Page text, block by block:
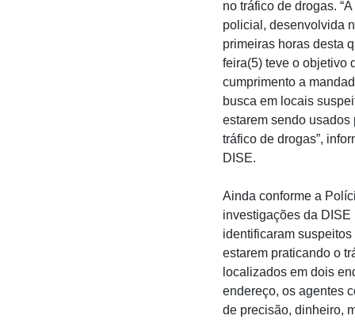
no tráfico de drogas.
policial, desenvolvida
primeiras horas desta
feira(5) teve o objetivo
cumprimento a
busca em locais
estarem sendo usados
tráfico de drogas”,
DISE.
Ainda conforme a
investigações da DISE
identificaram suspeitos
estarem praticando o
localizados em dois
endereço, os agentes
de precisão, dinheiro,